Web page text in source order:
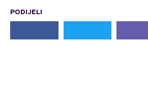
PODIJELI